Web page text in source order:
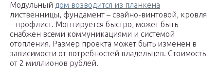
Модульный дом возводится из планкена
лиственницы, фундамент – свайно-винтовой, кровля
– профлист. Монтируется быстро, может быть
снабжен всеми коммуникациями и системой
отопления. Размер проекта может быть изменен в
зависимости от потребностей владельцев. Стоимость
от 2 миллионов рублей.